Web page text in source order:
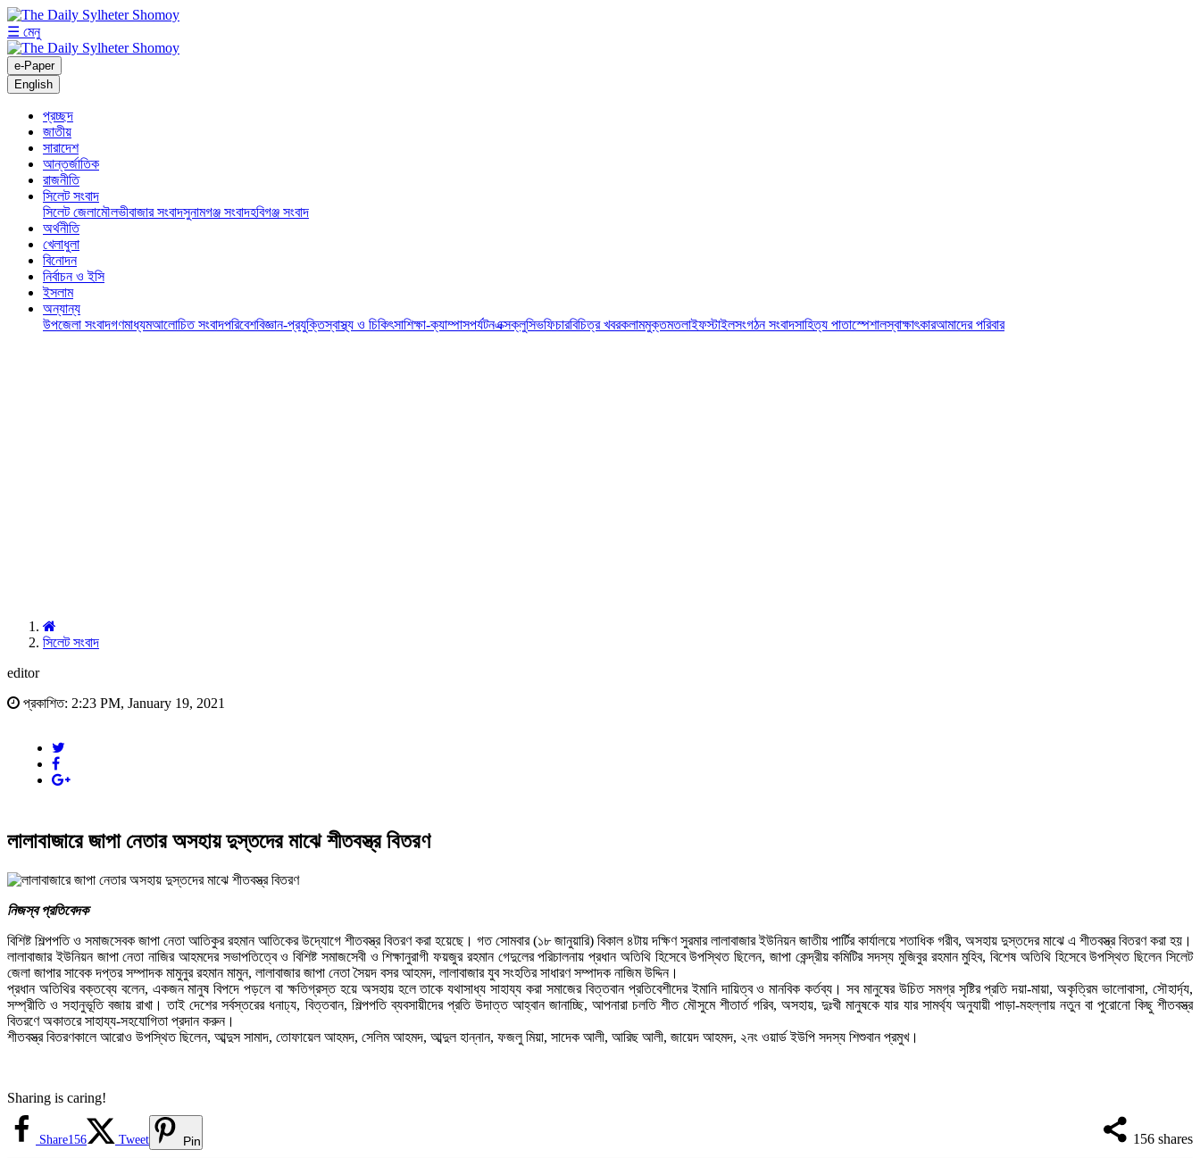
☰ মেনু
e-Paper
English
প্রচ্ছদ
জাতীয়
সারাদেশ
আন্তর্জাতিক
রাজনীতি
সিলেট সংবাদ
সিলেট জেলামৌলভীবাজার সংবাদসুনামগঞ্জ সংবাদহবিগঞ্জ সংবাদ
অর্থনীতি
খেলাধুলা
বিনোদন
নির্বাচন ও ইসি
ইসলাম
অন্যান্য
উপজেলা সংবাদগণমাধ্যমআলোচিত সংবাদপরিবেশবিজ্ঞান-প্রযুক্তিস্বাস্থ্য ও চিকিৎসাশিক্ষা-ক্যাম্পাসপর্যটনএক্সক্লুসিভফিচারবিচিত্র খবরকলামমুক্তমতলাইফস্টাইলসংগঠন সংবাদসাহিত্য পাতাস্পেশালস্বাক্ষাৎকারআমাদের পরিবার
সিলেট সংবাদ
editor
প্রকাশিত: 2:23 PM, January 19, 2021
লালাবাজারে জাপা নেতার অসহায় দুস্তদের মাঝে শীতবস্ত্র বিতরণ
নিজস্ব প্রতিবেদক
বিশিষ্ট শিল্পপতি ও সমাজসেবক জাপা নেতা আতিকুর রহমান আতিকের উদ্যোগে শীতবস্ত্র বিতরণ করা হয়েছে। গত সোমবার (১৮ জানুয়ারি) বিকাল ৪টায় দক্ষিণ সুরমার লালাবাজার ইউনিয়ন জাতীয় পার্টির কার্যালয়ে শতাধিক গরীব, অসহায় দুস্তদের মাঝে এ শীতবস্ত্র বিতরণ করা হয়।
লালাবাজার ইউনিয়ন জাপা নেতা নাজির আহমদের সভাপতিত্বে ও বিশিষ্ট সমাজসেবী ও শিক্ষানুরাগী ফয়জুর রহমান গেদুলের পরিচালনায় প্রধান অতিথি হিসেবে উপস্থিত ছিলেন, জাপা কেন্দ্রীয় কমিটির সদস্য মুজিবুর রহমান মুহিব, বিশেষ অতিথি হিসেবে উপস্থিত ছিলেন সিলেট
জেলা জাপার সাবেক দপ্তর সম্পাদক মামুনুর রহমান মামুন, লালাবাজার জাপা নেতা সৈয়দ বসর আহমদ, লালাবাজার যুব সংহতির সাধারণ সম্পাদক নাজিম উদ্দিন।
প্রধান অতিথির বক্তব্যে বলেন, একজন মানুষ বিপদে পড়লে বা ক্ষতিগ্রস্ত হয়ে অসহায় হলে তাকে যথাসাধ্য সাহায্য করা সমাজের বিত্তবান প্রতিবেশীদের ইমানি দায়িত্ব ও মানবিক কর্তব্য। সব মানুষের উচিত সমগ্র সৃষ্টির প্রতি দয়া-মায়া, অকৃত্রিম ভালোবাসা, সৌহার্দ্য,
সম্প্রীতি ও সহানুভূতি বজায় রাখা। তাই দেশের সর্বস্তরের ধনাঢ্য, বিত্তবান, শিল্পপতি ব্যবসায়ীদের প্রতি উদাত্ত আহ্বান জানাচ্ছি, আপনারা চলতি শীত মৌসুমে শীতার্ত গরিব, অসহায়, দুঃখী মানুষকে যার যার সামর্থ্য অনুযায়ী পাড়া-মহল্লায় নতুন বা পুরোনো কিছু শীতবস্ত্র
বিতরণে অকাতরে সাহায্য-সহযোগিতা প্রদান করুন।
শীতবস্ত্র বিতরণকালে আরোও উপস্থিত ছিলেন, আব্দুস সামাদ, তোফায়েল আহমদ, সেলিম আহমদ, আব্দুল হান্নান, ফজলু মিয়া, সাদেক আলী, আরিছ আলী, জায়েদ আহমদ, ২নং ওয়ার্ড ইউপি সদস্য শিশুবান প্রমুখ।
Sharing is caring!
156 shares
Share156 Tweet Pin